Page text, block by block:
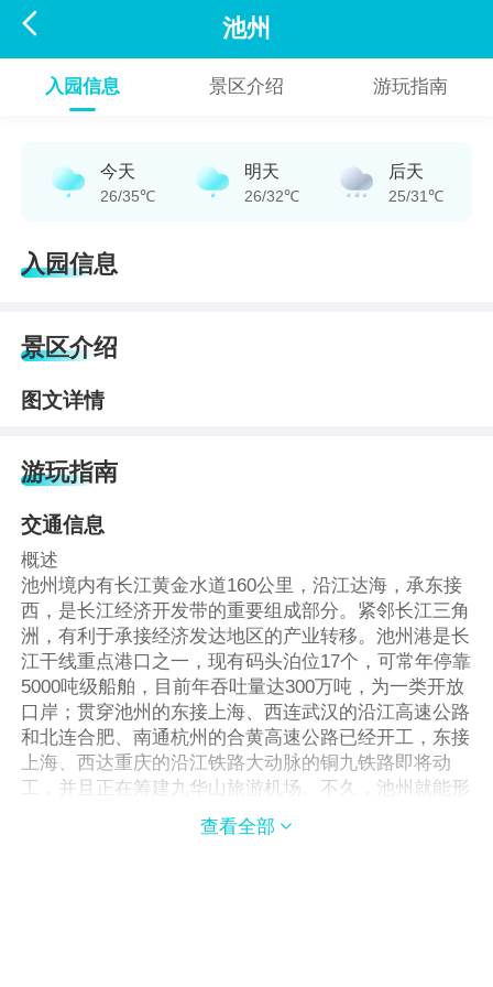
 池州
入园信息 景区介绍 游玩指南
今天
26/35℃
明天
26/32℃
后天
25/31℃
入园信息
景区介绍
图文详情
游玩指南
交通信息
概述
池州境内有长江黄金水道160公里，沿江达海，承东接
西，是长江经济开发带的重要组成部分。紧邻长江三角
洲，有利于承接经济发达地区的产业转移。池州港是长
江干线重点港口之一，现有码头泊位17个，可常年停靠
5000吨级船舶，目前年吞吐量达300万吨，为一类开放
口岸；贯穿池州的东接上海、西连武汉的沿江高速公路
和北连合肥、南通杭州的合黄高速公路已经开工，东接
上海、西达重庆的沿江铁路大动脉的铜九铁路即将动
工，并且正在筹建九华山旅游机场。不久，池州就能形
成比较完善的对外立体交通网络。
查看全部 